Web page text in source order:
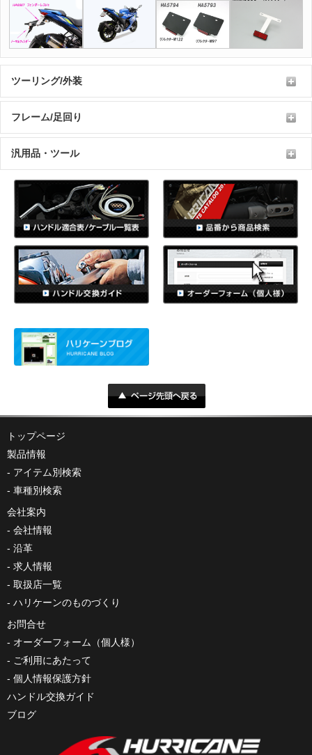
ツーリング/外装
フレーム/足回り
汎用品・ツール
トップページ
製品情報
アイテム別検索
車種別検索
会社案内
会社情報
沿革
求人情報
取扱店一覧
ハリケーンのものづくり
お問合せ
オーダーフォーム（個人様）
ご利用にあたって
個人情報保護方針
ハンドル交換ガイド
ブログ